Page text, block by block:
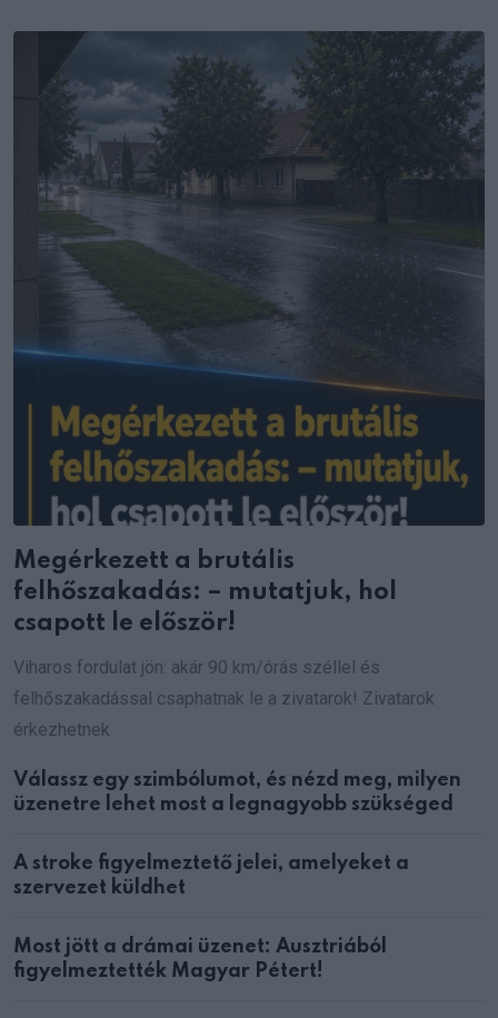
Megérkezett a brutális
felhőszakadás: – mutatjuk, hol
csapott le először!
Viharos fordulat jön: akár 90 km/órás széllel és
felhőszakadással csaphatnak le a zivatarok! Zivatarok
érkezhetnek
Válassz egy szimbólumot, és nézd meg, milyen
üzenetre lehet most a legnagyobb szükséged
A stroke figyelmeztető jelei, amelyeket a
szervezet küldhet
Most jött a drámai üzenet: Ausztriából
figyelmeztették Magyar Pétert!